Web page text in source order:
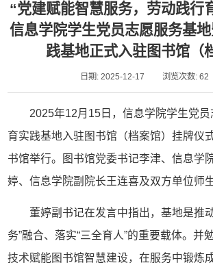
“党建赋能智慧服务，劳动践
信息学院学生党员志愿服务基
践基地正式入驻图书馆（
日期: 2025-12-17 浏览次数: 62
2025年12月15日，信息学院学生党
育实践基地入驻图书馆（档案馆）挂牌仪
书馆举行。图书馆党委书记李津、信息学
婷、信息学院副院长王连喜及双方单位师
董婷副书记在发言中指出，基地是推
务”融合、落实“三全育人”的重要载体。并
技术赋能图书馆智慧建设，在服务中锻炼成